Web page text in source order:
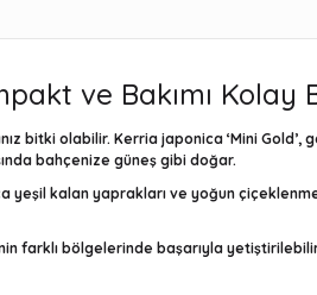
ve Bakımı Kolay
bitki olabilir. Kerria japonica ‘Mini Gold’,
bahçenize güneş gibi doğar.
yeşil kalan yaprakları ve yoğun
farklı bölgelerinde başarıyla